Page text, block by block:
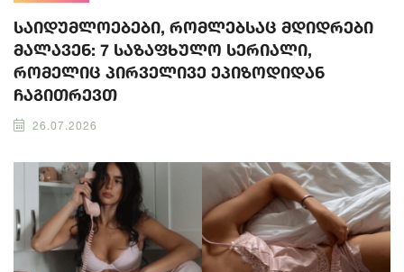
საიდუმლოებები, რომლებსაც მდიდრები
მალავენ: 7 საზაფხულო სერიალი,
რომელიც პირველივე ეპიზოდიდან
ჩაგითრევთ
26.07.2026